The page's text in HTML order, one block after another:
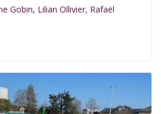
Gobin, Lilian Ollivier, Rafaël